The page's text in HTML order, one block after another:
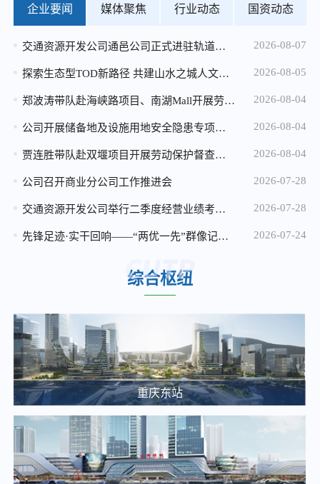
加州实验小学小微地块招租公告
2026-04-20
2025-12-25
2026年度消防设施维保服务比选中选候选人公示
2025-12-05
2026年度南部、西部服务中心保洁及绿化服务竞争性比选邀请公告
2025-03-20
重庆通邑卫士智慧生活服务有限公司沙枢纽消防报警系统维修项目比选邀请公告
2025-03-25
大剧院站 TOD 项目概念方案设计单位中选候选人公示
2025-03-20
【土地推介】重庆枢纽集团2025年土地招商推介（一）
企业要闻 媒体聚焦 行业动态 国资动态
交通资源开发公司通邑公司正式进驻轨道交通15号线安保服务 2026-08-07
探索生态型TOD新路径 共建山水之城人文社区——公司与重庆生态文化协会开展九曲河湿地专题调研座谈 2026-08-05
郑波涛带队赴海峡路项目、南湖Mall开展劳动保护督查暨高温慰问 2026-08-04
公司开展储备地及设施用地安全隐患专项检查 全力筑牢汛期安全防线 2026-08-04
贾连胜带队赴双堰项目开展劳动保护督查暨高温慰问 2026-08-04
公司召开商业分公司工作推进会 2026-07-28
交通资源开发公司举行二季度经营业绩考核“季度赛” 2026-07-28
先锋足迹·实干回响——“两优一先”群像记（三） 2026-07-24
综合枢纽
重庆东站